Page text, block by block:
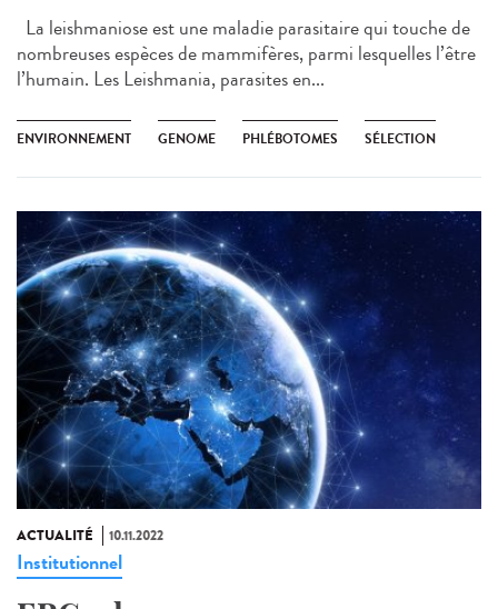
La leishmaniose est une maladie parasitaire qui touche de
nombreuses espèces de mammifères, parmi lesquelles l’être
l’humain. Les Leishmania, parasites en...
ENVIRONNEMENT GENOME PHLÉBOTOMES SÉLECTION
ACTUALITÉ 10.11.2022
Institutionnel